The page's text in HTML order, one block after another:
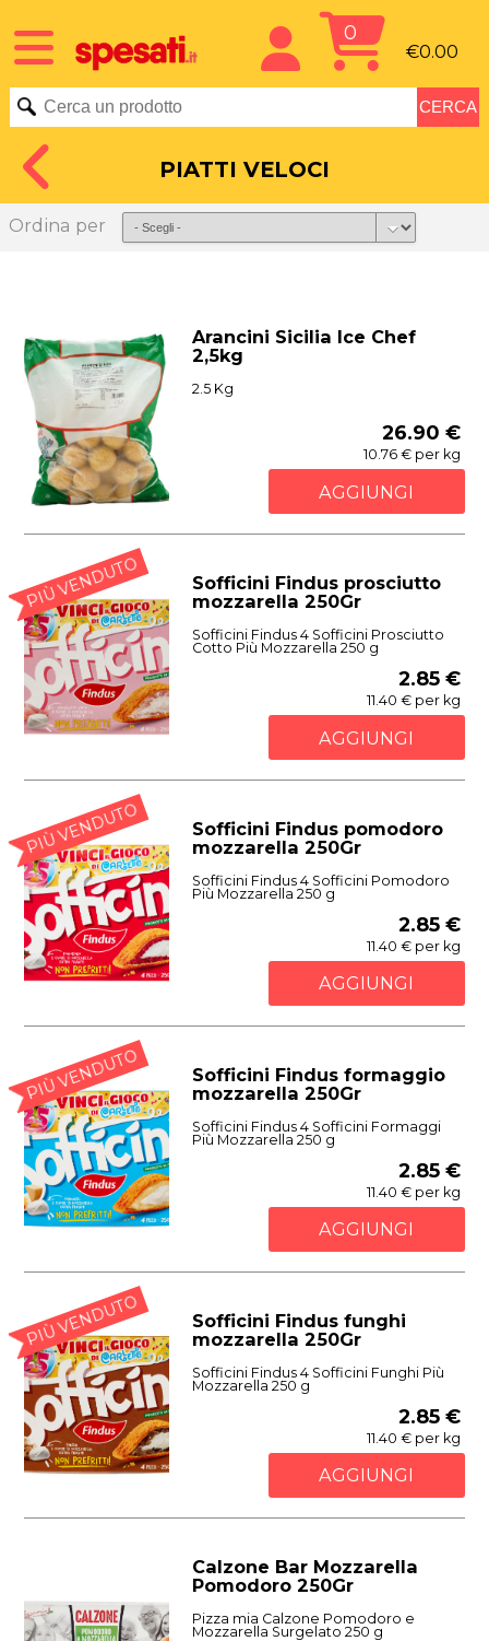
0
€0.00
PIATTI VELOCI
Ordina per
Arancini Sicilia Ice Chef
2,5kg
2.5 Kg
26.90 €
10.76 € per kg
AGGIUNGI
PIÙ VENDUTO
Sofficini Findus prosciutto
mozzarella 250Gr
Sofficini Findus 4 Sofficini Prosciutto
Cotto Più Mozzarella 250 g
2.85 €
11.40 € per kg
AGGIUNGI
PIÙ VENDUTO
Sofficini Findus pomodoro
mozzarella 250Gr
Sofficini Findus 4 Sofficini Pomodoro
Più Mozzarella 250 g
2.85 €
11.40 € per kg
AGGIUNGI
PIÙ VENDUTO
Sofficini Findus formaggio
mozzarella 250Gr
Sofficini Findus 4 Sofficini Formaggi
Più Mozzarella 250 g
2.85 €
11.40 € per kg
AGGIUNGI
PIÙ VENDUTO
Sofficini Findus funghi
mozzarella 250Gr
Sofficini Findus 4 Sofficini Funghi Più
Mozzarella 250 g
2.85 €
11.40 € per kg
AGGIUNGI
Calzone Bar Mozzarella
Pomodoro 250Gr
Pizza mia Calzone Pomodoro e
Mozzarella Surgelato 250 g